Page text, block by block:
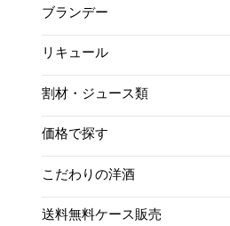
ブランデー
リキュール
割材・ジュース類
価格で探す
こだわりの洋酒
送料無料ケース販売